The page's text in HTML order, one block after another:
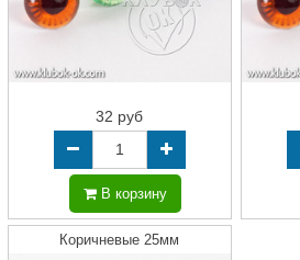
32 руб
В корзину
Коричневые 25мм